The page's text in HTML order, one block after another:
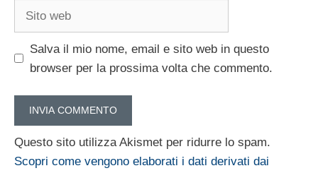
Sito
Salva il mio nome, email e sito web in questo
browser per la prossima volta che commento.
Questo sito utilizza Akismet per ridurre lo spam.
Scopri come vengono elaborati i dati derivati dai